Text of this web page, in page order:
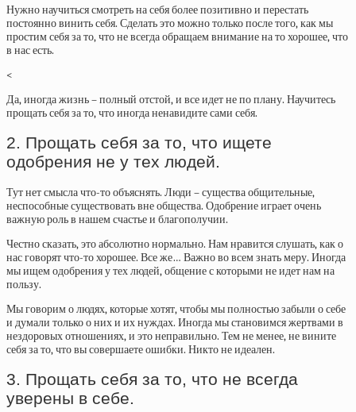
Нужно научиться смотреть на себя более позитивно и перестать
постоянно винить себя. Сделать это можно только после того, как мы
простим себя за то, что не всегда обращаем внимание на то хорошее, что
в нас есть.
<
Да, иногда жизнь – полный отстой, и все идет не по плану. Научитесь
прощать себя за то, что иногда ненавидите сами себя.
2. Прощать себя за то, что ищете
одобрения не у тех людей.
Тут нет смысла что-то объяснять. Люди – существа общительные,
неспособные существовать вне общества. Одобрение играет очень
важную роль в нашем счастье и благополучии.
Честно сказать, это абсолютно нормально. Нам нравится слушать, как о
нас говорят что-то хорошее. Все же… Важно во всем знать меру. Иногда
мы ищем одобрения у тех людей, общение с которыми не идет нам на
пользу.
Мы говорим о людях, которые хотят, чтобы мы полностью забыли о себе
и думали только о них и их нуждах. Иногда мы становимся жертвами в
нездоровых отношениях, и это неправильно. Тем не менее, не вините
себя за то, что вы совершаете ошибки. Никто не идеален.
3. Прощать себя за то, что не всегда
уверены в себе.